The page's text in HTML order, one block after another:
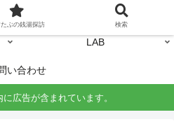
LAB
い合わせ
広告が含まれています。
ぶの銭湯探訪 検索